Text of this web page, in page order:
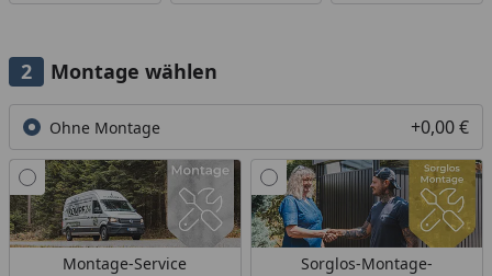
Montage wählen
Ohne Montage +0,00 €
Montage-Service
Sorglos-Montage-